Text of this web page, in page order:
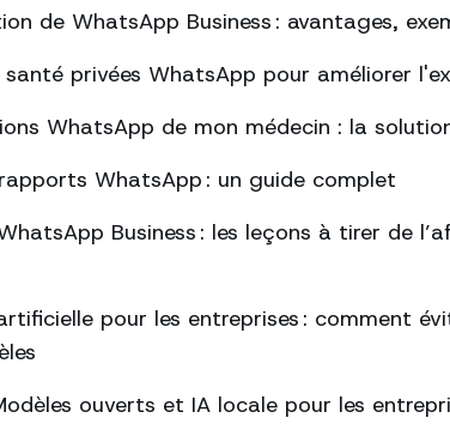
de WhatsApp Business : avantages,
privées WhatsApp pour améliorer
WhatsApp de mon médecin : la
WhatsApp : un guide complet
Business : les leçons à tirer de
pour les entreprises : comment
ouverts et IA locale pour les